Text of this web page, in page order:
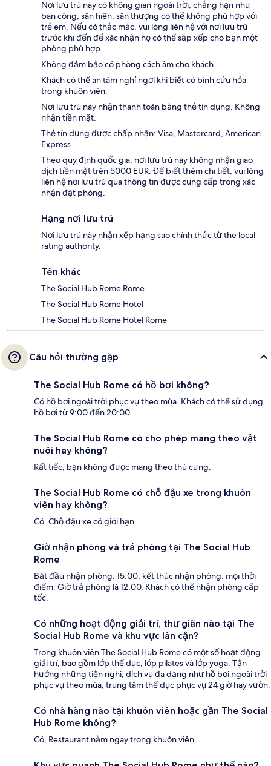
Nơi lưu trú này có không gian ngoài trời, chẳng hạn như
ban công, sân hiên, sân thượng có thể không phù hợp với
trẻ em. Nếu có thắc mắc, vui lòng liên hệ với nơi lưu trú
trước khi đến để xác nhận họ có thể sắp xếp cho bạn một
phòng phù hợp.
Không đảm bảo có phòng cách âm cho khách.
Khách có thể an tâm nghỉ ngơi khi biết có bình cứu hỏa
trong khuôn viên.
Nơi lưu trú này nhận thanh toán bằng thẻ tín dụng. Không
nhận tiền mặt.
Thẻ tín dụng được chấp nhận: Visa, Mastercard, American
Express
Theo quy định quốc gia, nơi lưu trú này không nhận giao
dịch tiền mặt trên 5000 EUR. Để biết thêm chi tiết, vui lòng
liên hệ nơi lưu trú qua thông tin được cung cấp trong xác
nhận đặt phòng.
Hạng nơi lưu trú
Nơi lưu trú này nhận xếp hạng sao chính thức từ the local
rating authority.
Tên khác
The Social Hub Rome Rome
The Social Hub Rome Hotel
The Social Hub Rome Hotel Rome
Câu hỏi thường gặp
The Social Hub Rome có hồ bơi không?
Có hồ bơi ngoài trời phục vụ theo mùa. Khách có thể sử dụng
hồ bơi từ 9:00 đến 20:00.
The Social Hub Rome có cho phép mang theo vật
nuôi hay không?
Rất tiếc, bạn không được mang theo thú cưng.
The Social Hub Rome có chỗ đậu xe trong khuôn
viên hay không?
Có. Chỗ đậu xe có giới hạn.
Giờ nhận phòng và trả phòng tại The Social Hub
Rome
Bắt đầu nhận phòng: 15:00; kết thúc nhận phòng: mọi thời
điểm. Giờ trả phòng là 12:00. Khách có thể nhận phòng cấp
tốc.
Có những hoạt động giải trí, thư giãn nào tại The
Social Hub Rome và khu vực lân cận?
Trong khuôn viên The Social Hub Rome có một số hoạt động
giải trí, bao gồm lớp thể dục, lớp pilates và lớp yoga. Tận
hưởng những tiện nghi, dịch vụ đa dạng như hồ bơi ngoài trời
phục vụ theo mùa, trung tâm thể dục phục vụ 24 giờ hay vườn.
Có nhà hàng nào tại khuôn viên hoặc gần The Social
Hub Rome không?
Có, Restaurant nằm ngay trong khuôn viên.